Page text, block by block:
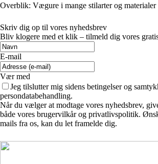
Overblik: Vægure i mange stilarter og materialer
Skriv dig op til vores nyhedsbrev
Bliv klogere med et klik – tilmeld dig vores
E-mail
Vær med
Jeg tilslutter mig sidens betingelser og
persondatabehandling.
Når du vælger at modtage vores nyhedsbrev,
både vores brugervilkår og privatlivspolitik.
mails fra os, kan du let framelde dig.